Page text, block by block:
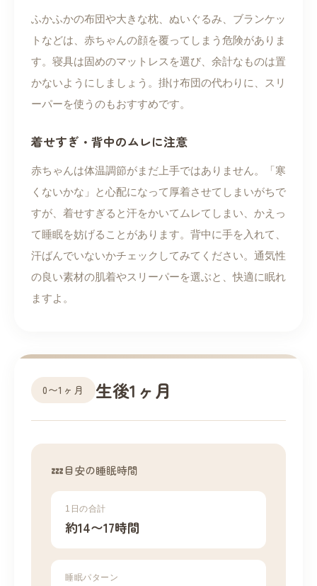
ふかふかの布団や大きな枕、ぬいぐるみ、ブランケッ
トなどは、赤ちゃんの顔を覆ってしまう危険がありま
す。寝具は固めのマットレスを選び、余計なものは置
かないようにしましょう。掛け布団の代わりに、スリ
ーパーを使うのもおすすめです。
着せすぎ・背中のムレに注意
赤ちゃんは体温調節がまだ上手ではありません。「寒
くないかな」と心配になって厚着させてしまいがちで
すが、着せすぎると汗をかいてムレてしまい、かえっ
て睡眠を妨げることがあります。背中に手を入れて、
汗ばんでいないかチェックしてみてください。通気性
の良い素材の肌着やスリーパーを選ぶと、快適に眠れ
ますよ。
0〜1ヶ月 生後1ヶ月
目安の睡眠時間
1日の合計
約14〜17時間
睡眠パターン